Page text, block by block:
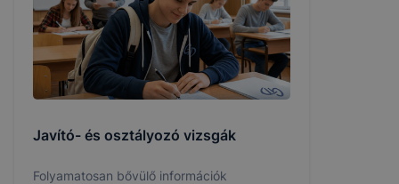
Javító- és osztályozó vizsgák
Folyamatosan bővülő információk